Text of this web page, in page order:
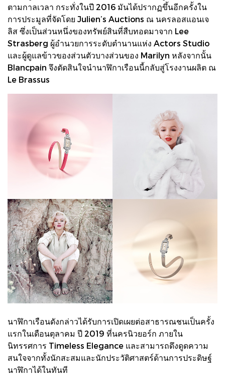
ตามกาลเวลา กระทั่งในปี 2016 มันได้ปรากฏขึ้นอีกครั้งใน
การประมูลที่จัดโดย Julien’s Auctions ณ นครลอสแอนเจ
ลิส ซึ่งเป็นส่วนหนึ่งของทรัพย์สินที่สืบทอดมาจาก Lee
Strasberg ผู้อำนวยการระดับตำนานแห่ง Actors Studio
และผู้ดูแลข้าวของส่วนตัวบางส่วนของ Marilyn หลังจากนั้น
Blancpain จึงตัดสินใจนำนาฬิกาเรือนนี้กลับสู่โรงงานผลิต ณ
Le Brassus
นาฬิกาเรือนดังกล่าวได้รับการเปิดเผยต่อสาธารณชนเป็นครั้ง
แรกในเดือนตุลาคม ปี 2019 ที่นครนิวยอร์ก ภายใน
นิทรรศการ Timeless Elegance และสามารถดึงดูดความ
สนใจจากทั้งนักสะสมและนักประวัติศาสตร์ด้านการประดิษฐ์
นาฬิกาได้ในทันที